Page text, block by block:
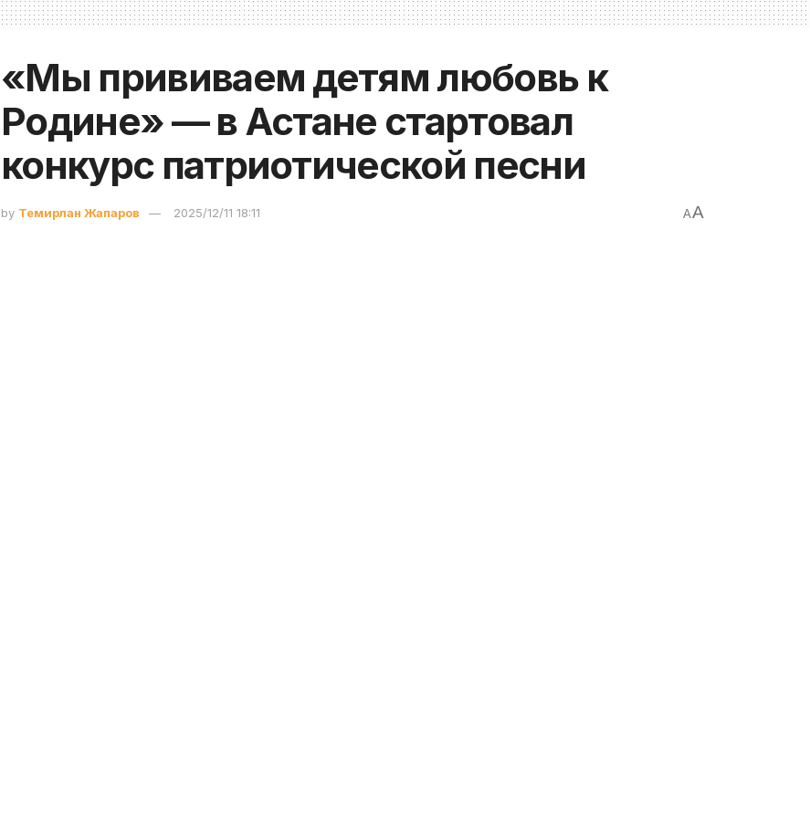
«Мы прививаем детям любовь к
Родине» — в Астане стартовал
конкурс патриотической песни
by Темирлан Жапаров 2025/12/11 18:11 AA